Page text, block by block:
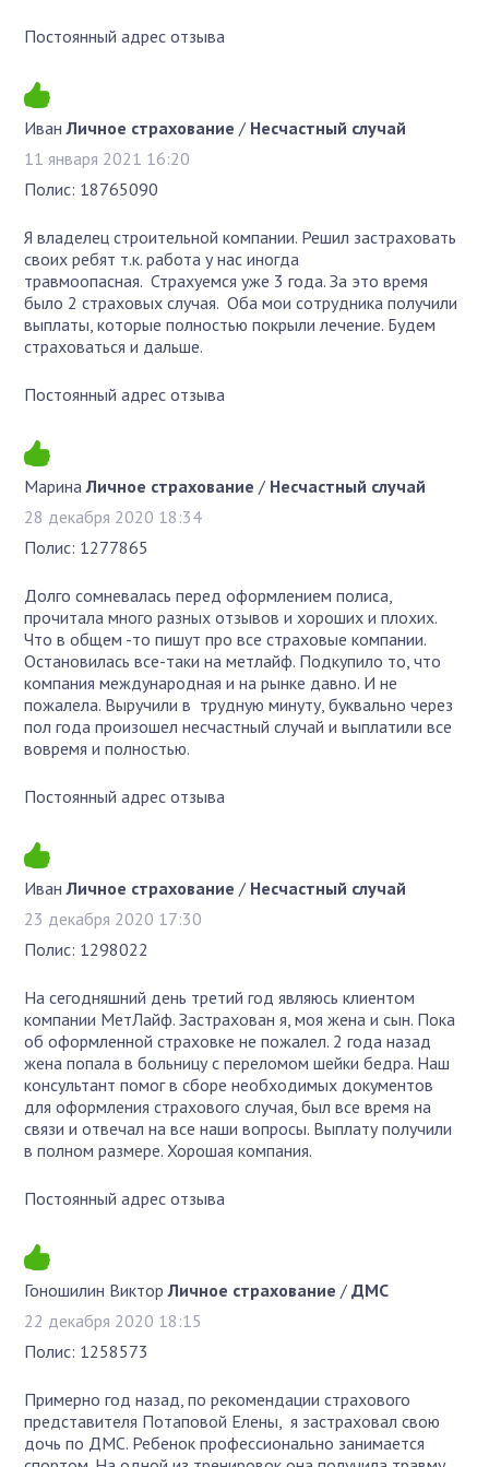
Постоянный адрес отзыва
Иван Личное страхование / Несчастный случай
11 января 2021 16:20
Полис: 18765090
Я владелец строительной компании. Решил застраховать
своих ребят т.к. работа у нас иногда
травмоопасная. Страхуемся уже 3 года. За это время
было 2 страховых случая. Оба мои сотрудника получили
выплаты, которые полностью покрыли лечение. Будем
страховаться и дальше.
Постоянный адрес отзыва
Марина Личное страхование / Несчастный случай
28 декабря 2020 18:34
Полис: 1277865
Долго сомневалась перед оформлением полиса,
прочитала много разных отзывов и хороших и плохих.
Что в общем -то пишут про все страховые компании.
Остановилась все-таки на метлайф. Подкупило то, что
компания международная и на рынке давно. И не
пожалела. Выручили в трудную минуту, буквально через
пол года произошел несчастный случай и выплатили все
вовремя и полностью.
Постоянный адрес отзыва
Иван Личное страхование / Несчастный случай
23 декабря 2020 17:30
Полис: 1298022
На сегодняшний день третий год являюсь клиентом
компании МетЛайф. Застрахован я, моя жена и сын. Пока
об оформленной страховке не пожалел. 2 года назад
жена попала в больницу с переломом шейки бедра. Наш
консультант помог в сборе необходимых документов
для оформления страхового случая, был все время на
связи и отвечал на все наши вопросы. Выплату получили
в полном размере. Хорошая компания.
Постоянный адрес отзыва
Гоношилин Виктор Личное страхование /ДМС
22 декабря 2020 18:15
Полис: 1258573
Примерно год назад, по рекомендации страхового
представителя Потаповой Елены, я застраховал свою
дочь по ДМС. Ребенок профессионально занимается